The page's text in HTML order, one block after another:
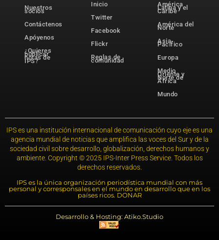
Nuestros
socios
Contáctenos
Apóyenos
¿Quieres
publicar
notas de
IPS?
Inicio
Twitter
Facebook
Flickr
Reglas de
comunidad
América
Latina y el
Caribe
América del
Norte
Asia-
Pacífico
Europa
Medio
Oriente y
Norte de
África
Mundo
IPS es una institución internacional de comunicación cuyo eje es una
agencia mundial de noticias que amplifica las voces del Sur y de la
sociedad civil sobre desarrollo, globalización, derechos humanos y
ambiente. Copyright © 2025 IPS-Inter Press Service. Todos los
derechos reservados.
IPS es la única organización periodística mundial con más
personal y corresponsales en el mundo en desarrollo que en los
países ricos. DONAR
Desarrollo & Hosting: Atiko.Studio